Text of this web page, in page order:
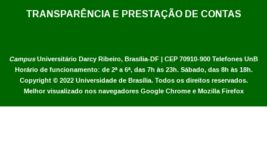
CampusUniversitário Darcy Ribeiro, Brasília-DF | CEP 70910-900 Telefones UnB
Horário de funcionamento: de 2ª a 6ª, das 7h às 23h. Sábado, das 8h às 18h.
Copyright © 2022 Universidade de Brasília. Todos os direitos reservados.
Melhor visualizado nos navegadores Google Chrome e Mozilla Firefox
TRANSPARÊNCIA E PRESTAÇÃO DE CONTAS